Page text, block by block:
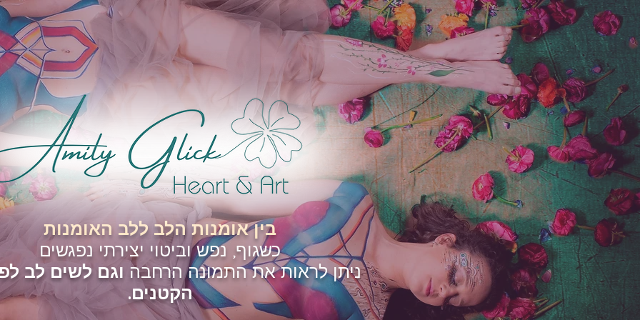
בין אומנות הלב ללב האומנות
כשגוף, נפש וביטוי יצירתי נפגשים
ניתן לראות את התמונה הרחבה וגם לשים לב
הקטנים.